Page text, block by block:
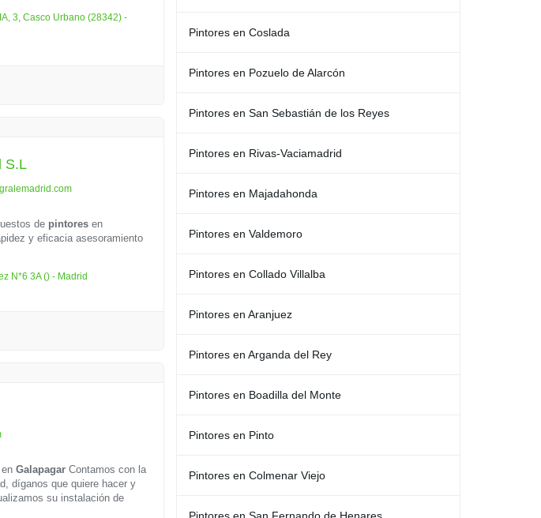
3, Casco Urbano (28342) -
S.L
de pintores en
y eficacia asesoramiento
N*6 3A () - Madrid
enGalapagar Contamos con la
díganos que quiere hacer y
su instalación de
Pintores en Coslada
Pintores en Pozuelo de Alarcón
Pintores en San Sebastián de los Reyes
Pintores en Rivas-Vaciamadrid
Pintores en Majadahonda
Pintores en Valdemoro
Pintores en Collado Villalba
Pintores en Aranjuez
Pintores en Arganda del Rey
Pintores en Boadilla del Monte
Pintores en Pinto
Pintores en Colmenar Viejo